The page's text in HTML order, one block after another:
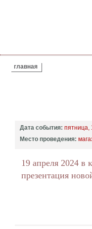
ВЫ ЗДЕСЬ
главная
Дата события: пятница,
Место проведения:
19 апреля 2024 в
презентация